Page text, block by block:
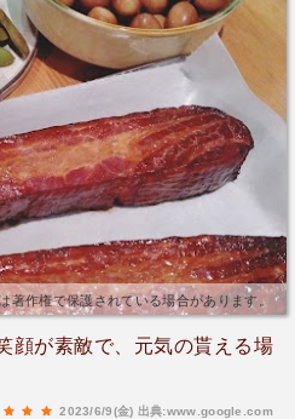
い雰囲気だと思います。バ
お酒詳しくないし、、とか
といった方に特におすすめ
が飲めなくてもここなら大
レートで出してくださるフ
てもおいしくいただきまし
著作権で保護されている場合があります。
顔が素敵で、元気の貰える場
2023/6/9(金) 出典:www.google.com